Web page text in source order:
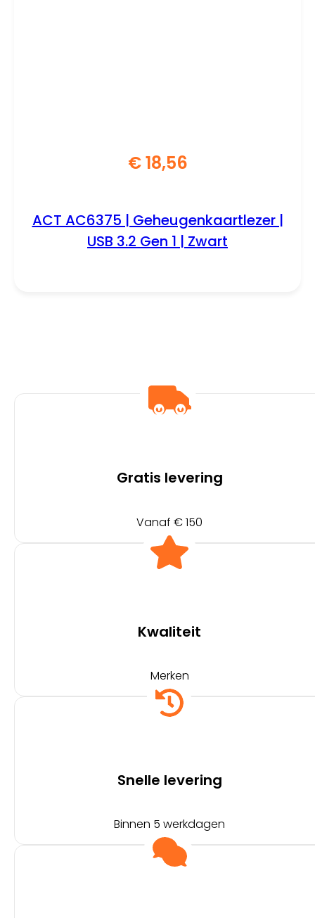
€18,56
ACT AC6375 | Geheugenkaartlezer |
USB 3.2 Gen 1 | Zwart
Gratis levering
Vanaf € 150
Kwaliteit
Merken
Snelle levering
Binnen 5 werkdagen